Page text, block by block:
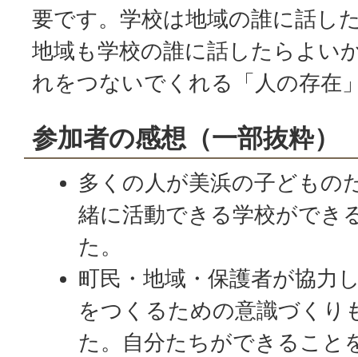
要です。学校は地域の誰に話し
地域も学校の誰に話したらよい
れをつないでくれる「人の存在
参加者の感想（一部抜粋）
多くの人が美浜の子どもの
緒に活動できる学校ができ
た。
町民・地域・保護者が協力
をつくるための意識づくり
た。自分たちができること